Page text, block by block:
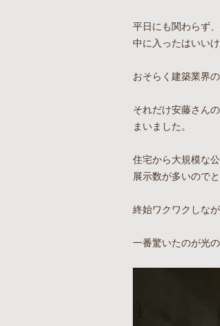
平日にも関わらず
中に入ったはいい
おそらく建築業界
それだけ安藤さん
まいました。
住宅から大規模な
展示数が多いので
終始ワクワクしな
一番驚いたのが光